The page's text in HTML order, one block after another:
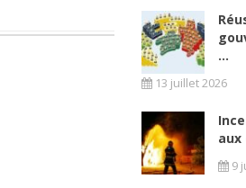
...
13 juillet 2026
aux
9